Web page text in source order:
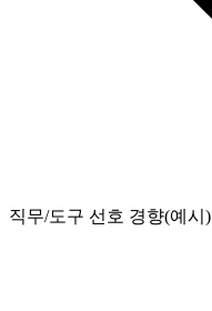
직무/도구 선호 경향(예시)